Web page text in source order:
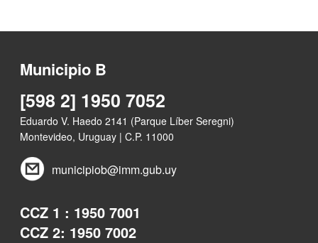
Municipio B
[598 2] 1950 7052
Eduardo V. Haedo 2141 (Parque Líber Seregni)
Montevideo, Uruguay | C.P. 11000
municipiob@imm.gub.uy
CCZ 1 : 1950 7001
CCZ 2: 1950 7002